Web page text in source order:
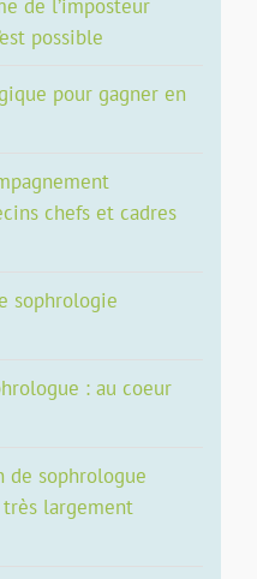
de l’imposteur
possible
pour gagner en
chefs et cadres
sophrologie
: au coeur
de sophrologue
largement